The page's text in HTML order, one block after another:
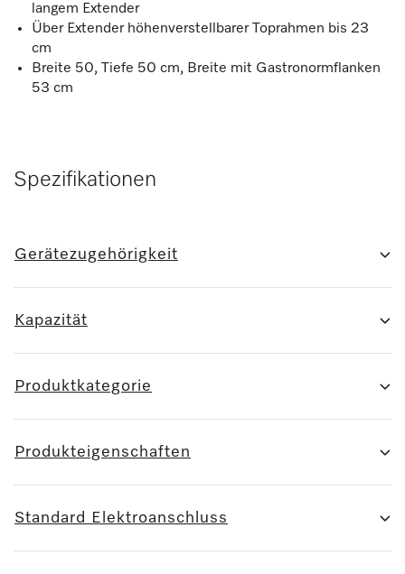
langem Extender
Über Extender höhenverstellbarer Toprahmen bis 23
cm
Breite 50, Tiefe 50 cm, Breite mit Gastronormflanken
53 cm
Spezifikationen
Gerätezugehörigkeit
Kapazität
Produktkategorie
Produkteigenschaften
Standard Elektroanschluss